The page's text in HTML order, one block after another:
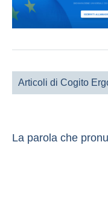
Articoli di Cogito
La parola che